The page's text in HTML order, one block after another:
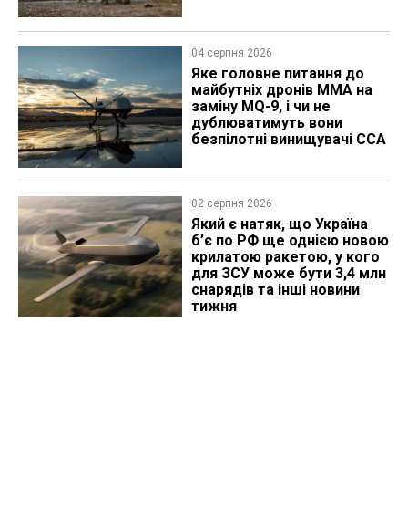
04 серпня 2026
Яке головне питання до
майбутніх дронів MMA на
заміну MQ-9, і чи не
дублюватимуть вони
безпілотні винищувачі CCA
02 серпня 2026
Який є натяк, що Україна
б’є по РФ ще однією новою
крилатою ракетою, у кого
для ЗСУ може бути 3,4 млн
снарядів та інші новини
тижня